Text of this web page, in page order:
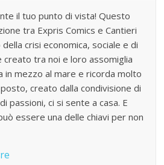
il tuo punto di vista! Questo
tra Expris Comics e Cantieri
crisi economica, sociale e di
creato tra noi e loro assomiglia
in mezzo al mare e ricorda molto
creato dalla condivisione di
passioni, ci si sente a casa. E
essere una delle chiavi per non